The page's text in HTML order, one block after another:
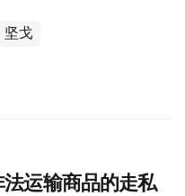
坚戈
运输商品的走私